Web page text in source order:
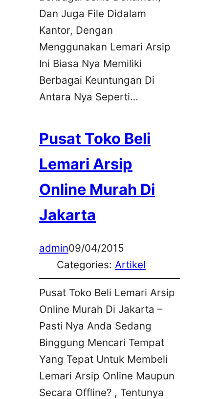
Dan Juga File Didalam
Kantor, Dengan
Menggunakan Lemari Arsip
Ini Biasa Nya Memiliki
Berbagai Keuntungan Di
Antara Nya Seperti…
Pusat Toko Beli
Lemari Arsip
Online Murah Di
Jakarta
admin09/04/2015
Categories: Artikel
Pusat Toko Beli Lemari Arsip
Online Murah Di Jakarta –
Pasti Nya Anda Sedang
Binggung Mencari Tempat
Yang Tepat Untuk Membeli
Lemari Arsip Online Maupun
Secara Offline? , Tentunya